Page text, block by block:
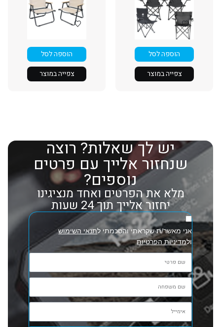
הוספה לסל
צפייה במוצר
הוספה לסל
צפייה במוצר
יש לך שאלות? רוצה
שנחזור אלייך עם פרטים
נוספים?
מלא את הפרטים ואחד מנציגינו
יחזור אלייך תוך 24 שעות
אני מאשר/ת שקראתי והסכמתי לתנאי השימוש
ולמדיניות הפרטיות